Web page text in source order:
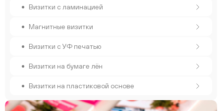
Визитки с ламинацией
Магнитные визитки
Визитки с УФ печатью
Визитки на бумаге лён
Визитки на пластиковой основе